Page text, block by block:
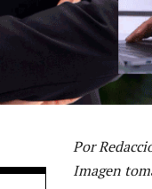
Por
Imagen